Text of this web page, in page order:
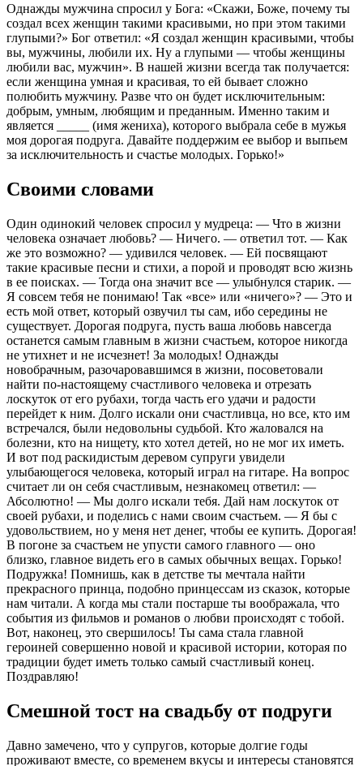
Однажды мужчина спросил у Бога: «Скажи, Боже, почему ты
создал всех женщин такими красивыми, но при этом такими
глупыми?» Бог ответил: «Я создал женщин красивыми, чтобы
вы, мужчины, любили их. Ну а глупыми — чтобы женщины
любили вас, мужчин». В нашей жизни всегда так получается:
если женщина умная и красивая, то ей бывает сложно
полюбить мужчину. Разве что он будет исключительным:
добрым, умным, любящим и преданным. Именно таким и
является _____ (имя жениха), которого выбрала себе в мужья
моя дорогая подруга. Давайте поддержим ее выбор и выпьем
за исключительность и счастье молодых. Горько!»
Своими словами
Один одинокий человек спросил у мудреца: — Что в жизни
человека означает любовь? — Ничего. — ответил тот. — Как
же это возможно? — удивился человек. — Ей посвящают
такие красивые песни и стихи, а порой и проводят всю жизнь
в ее поисках. — Тогда она значит все — улыбнулся старик. —
Я совсем тебя не понимаю! Так «все» или «ничего»? — Это и
есть мой ответ, который озвучил ты сам, ибо середины не
существует. Дорогая подруга, пусть ваша любовь навсегда
останется самым главным в жизни счастьем, которое никогда
не утихнет и не исчезнет! За молодых! Однажды
новобрачным, разочаровавшимся в жизни, посоветовали
найти по-настоящему счастливого человека и отрезать
лоскуток от его рубахи, тогда часть его удачи и радости
перейдет к ним. Долго искали они счастливца, но все, кто им
встречался, были недовольны судьбой. Кто жаловался на
болезни, кто на нищету, кто хотел детей, но не мог их иметь.
И вот под раскидистым деревом супруги увидели
улыбающегося человека, который играл на гитаре. На вопрос
считает ли он себя счастливым, незнакомец ответил: —
Абсолютно! — Мы долго искали тебя. Дай нам лоскуток от
своей рубахи, и поделись с нами своим счастьем. — Я бы с
удовольствием, но у меня нет денег, чтобы ее купить. Дорогая!
В погоне за счастьем не упусти самого главного — оно
близко, главное видеть его в самых обычных вещах. Горько!
Подружка! Помнишь, как в детстве ты мечтала найти
прекрасного принца, подобно принцессам из сказок, которые
нам читали. А когда мы стали постарше ты воображала, что
события из фильмов и романов о любви происходят с тобой.
Вот, наконец, это свершилось! Ты сама стала главной
героиней совершенно новой и красивой истории, которая по
традиции будет иметь только самый счастливый конец.
Поздравляю!
Смешной тост на свадьбу от подруги
Давно замечено, что у супругов, которые долгие годы
проживают вместе, со временем вкусы и интересы становятся